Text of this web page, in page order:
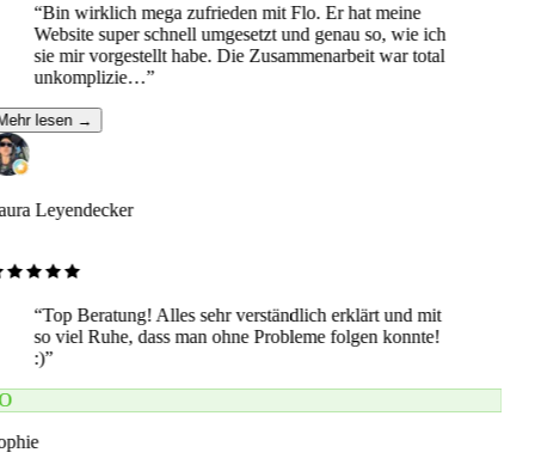
“Bin wirklich mega zufrieden mit Flo. Er hat meine
Website super schnell umgesetzt und genau so, wie ich
sie mir vorgestellt habe. Die Zusammenarbeit war total
unkomplizie…”
lesen →
Leyendecker
“Top Beratung! Alles sehr verständlich erklärt und mit
so viel Ruhe, dass man ohne Probleme folgen konnte!
:)”